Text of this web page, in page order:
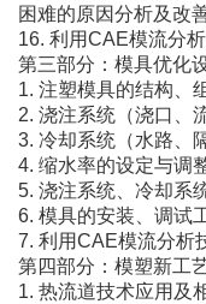
困难的原因分析及改
16. 利用CAE模流分
第三部分：模具优化
1. 注塑模具的结构、
2. 浇注系统（浇口、
3. 冷却系统（水路、
4. 缩水率的设定与调
5. 浇注系统、冷却系
6. 模具的安装、调试
7. 利用CAE模流分析
第四部分：模塑新工
1. 热流道技术应用及